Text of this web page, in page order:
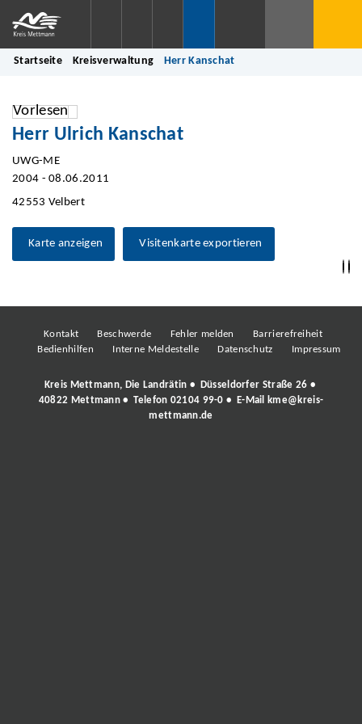
Startseite Kreisverwaltung Herr Kanschat
Vorlesen
Herr Ulrich Kanschat
UWG-ME
2004 - 08.06.2011
42553 Velbert
Karte anzeigen Visitenkarte exportieren
Kontakt Beschwerde Fehler melden
Barrierefreiheit
Bedienhilfen
Interne Meldestelle Datenschutz Impressum
Kreis Mettmann, Die Landrätin • Düsseldorfer Straße 26 •
40822 Mettmann • Telefon 02104 99-0 • E-Mail
kme@kreis-
mettmann.de